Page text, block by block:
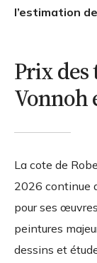
l’estimation
Prix des
Vonnoh
La cote de
2026 continue
pour ses
peintures
dessins et